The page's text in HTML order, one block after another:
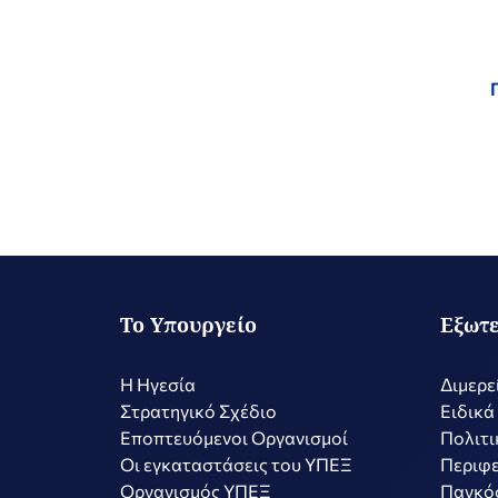
Το Υπουργείο
Η Ηγεσία
Στρατηγικό Σχέδιο
Εποπτευόμενοι Οργανισμοί
Οι εγκαταστάσεις του ΥΠΕΞ
Οργανισμός ΥΠΕΞ